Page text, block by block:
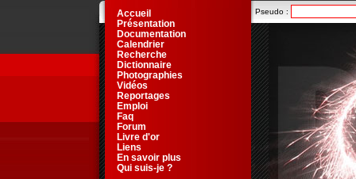
Pseudo :
Accueil
Présentation
Documentation
Calendrier
Recherche
Dictionnaire
Photographies
Vidéos
Reportages
Emploi
Faq
Forum
Livre d'or
Liens
En savoir plus
Qui suis-je ?